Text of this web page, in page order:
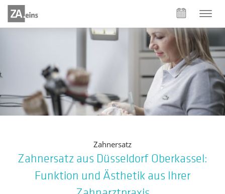
Zahnersatz
Zahnersatz aus Düsseldorf Oberkassel:
Funktion und Ästhetik aus Ihrer